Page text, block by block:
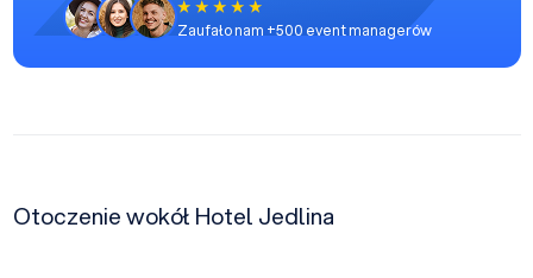
Zaufało nam +500 event managerów
Otoczenie wokół Hotel Jedlina